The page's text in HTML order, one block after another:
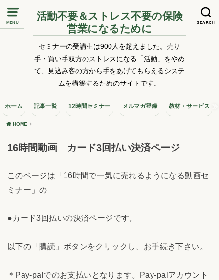
MENU SEARCH
活動不要＆ストレス不要の保険
営業になるために
セミナーの受講生は900人を超えました。売り
手・買い手双方のストレスになる「活動」をやめ
て、見込み客の方から手をあげてもらえるシステ
ムを構築するためのサイトです。
ホーム 記事一覧 12時間セミナー メルマガ登録 教材・サービス
HOME
16時間動画 カード3回払い決済ページ
このページは「16時間で一気に売れるようになる動画セ
ミナー」の
●カード3回払いの決済ページです。
以下の「購読」ボタンをクリックし、お手続き下さい。
＊Pay-palでのお支払いとなります。Pay-palアカウント